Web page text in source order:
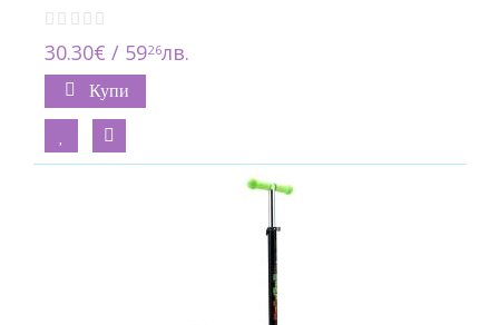
30.30€ / 5926лв.
Купи